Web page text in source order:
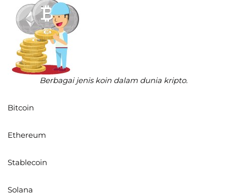
Berbagai jenis koin dalam dunia kripto.
Bitcoin
Ethereum
Stablecoin
Solana